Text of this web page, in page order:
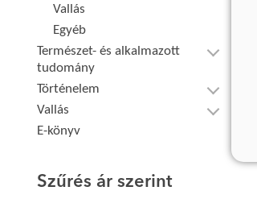
Vallás
Egyéb
Természet- és alkalmazott
tudomány
Történelem
Vallás
E-könyv
Szűrés ár szerint